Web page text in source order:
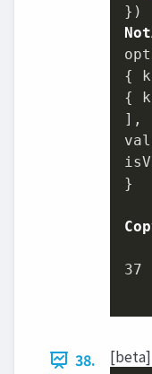
{
{
}
37
38. [beta]